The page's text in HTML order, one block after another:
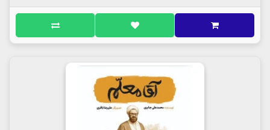
یک نفر می گفت: بلند بگو لااله الا الله چند نفر دیگر هم
زیر تابوت می گفتند: لا اله الا الله
مادر محسن از یکی پرسید چه کسی مرده؟ آن شخص
محسن همین که دید مادرش برای آن پسر ناراحت شده و
می خواهد گریه کند, گفت می بینی مادر دنیا همین است!
اگر شهید نشویم, می میریم....